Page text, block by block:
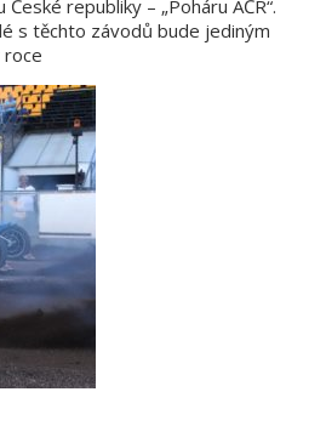
republiky – „Poháru AČR“.
s těchto závodů bude jediným